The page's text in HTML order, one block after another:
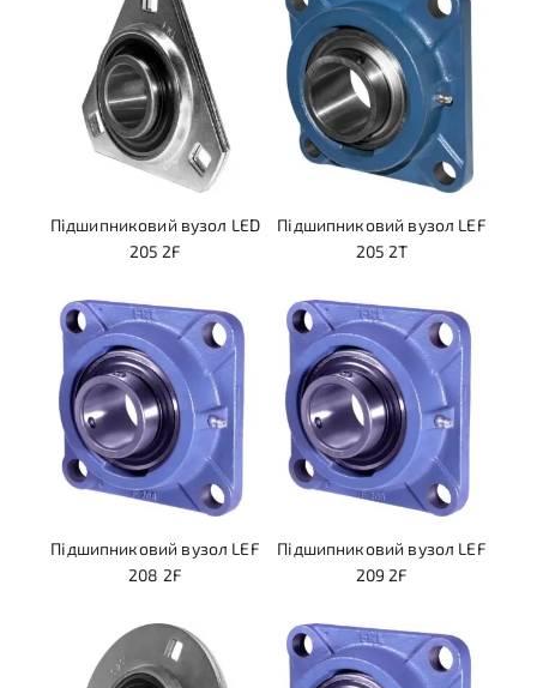
Підшипниковий вузол LED
205 2F
Підшипниковий вузол LEF
205 2T
Підшипниковий вузол LEF
208 2F
Підшипниковий вузол LEF
209 2F